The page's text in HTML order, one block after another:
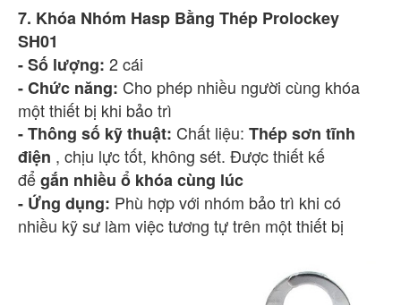
7. Khóa Nhóm Hasp Bằng Thép Prolockey
SH01
- Số lượng: 2 cái
- Chức năng: Cho phép nhiều người cùng khóa
một thiết bị khi bảo trì
- Thông số kỹ thuật: Chất liệu: Thép sơn tĩnh
điện , chịu lực tốt, không sét. Được thiết kế
đểgắn nhiều ổ khóa cùng lúc
- Ứng dụng: Phù hợp với nhóm bảo trì khi có
nhiều kỹ sư làm việc tương tự trên một thiết bị